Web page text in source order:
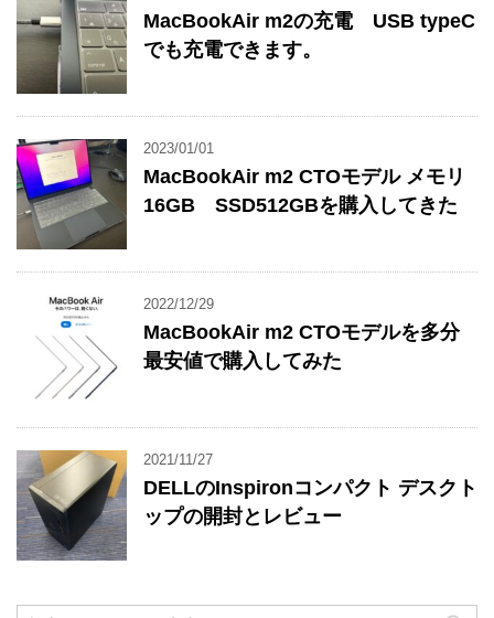
MacBookAir m2の充電 USB typeC
でも充電できます。
2023/01/01
MacBookAir m2 CTOモデル メモリ
16GB SSD512GBを購入してきた
2022/12/29
MacBookAir m2 CTOモデルを多分
最安値で購入してみた
2021/11/27
DELLのInspironコンパクト デスクト
ップの開封とレビュー